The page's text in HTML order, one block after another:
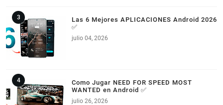
Las 6 Mejores APLICACIONES Android 2026
✅
julio 04, 2026
Como Jugar NEED FOR SPEED MOST
WANTED en Android ✅
julio 26, 2026